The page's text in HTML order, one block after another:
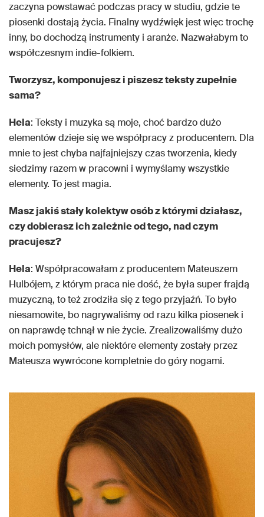
zaczyna powstawać podczas pracy w studiu, gdzie te
piosenki dostają życia. Finalny wydźwięk jest więc trochę
inny, bo dochodzą instrumenty i aranże. Nazwałabym to
współczesnym indie-folkiem.
Tworzysz, komponujesz i piszesz teksty zupełnie
sama?
Hela: Teksty i muzyka są moje, choć bardzo dużo
elementów dzieje się we współpracy z producentem. Dla
mnie to jest chyba najfajniejszy czas tworzenia, kiedy
siedzimy razem w pracowni i wymyślamy wszystkie
elementy. To jest magia.
Masz jakiś stały kolektyw osób z którymi działasz,
czy dobierasz ich zależnie od tego, nad czym
pracujesz?
Hela: Współpracowałam z producentem Mateuszem
Hulbójem, z którym praca nie dość, że była super frajdą
muzyczną, to też zrodziła się z tego przyjaźń. To było
niesamowite, bo nagrywaliśmy od razu kilka piosenek i
on naprawdę tchnął w nie życie. Zrealizowaliśmy dużo
moich pomysłów, ale niektóre elementy zostały przez
Mateusza wywrócone kompletnie do góry nogami.